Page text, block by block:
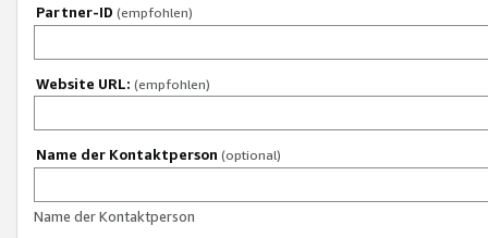
Partner-ID (empfohlen)
Website URL: (empfohlen)
Name der Kontaktperson (optional)
Name der Kontaktperson